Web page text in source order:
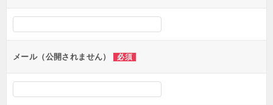
シ
ョ
ンメール（公開されません） 必須